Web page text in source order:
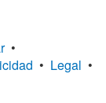
•
• Legal •